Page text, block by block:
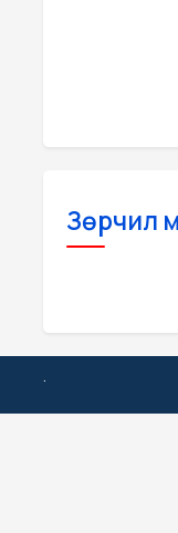
Зөрчил
.